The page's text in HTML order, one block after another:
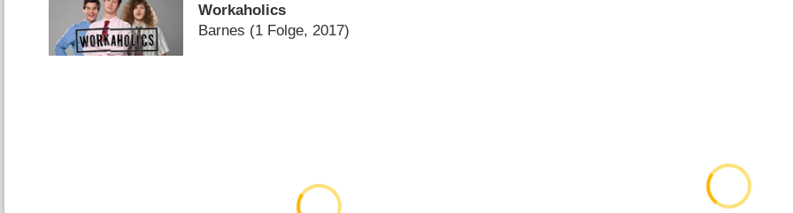
Workaholics
Barnes (1 Folge, 2017)